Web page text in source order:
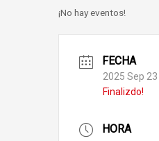
¡No hay eventos!
FECHA
2025 Sep 23
Finalizdo!
HORA